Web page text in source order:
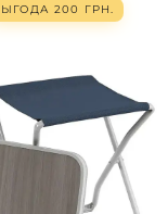
200 ГРН.